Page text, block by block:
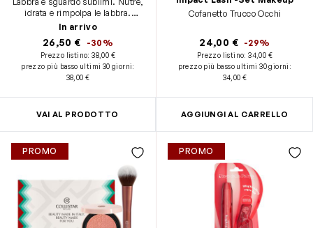
idrata e rimpolpa le labbra.
Volumizza le ciglia e sublima lo
In arrivo
26,50 € -30%
Prezzo listino:38,00 €
prezzo più basso ultimi 30 giorni:
38,00 €
VAI AL PRODOTTO
Cofanetto Trucco Occhi
24,00 € -29%
Prezzo listino:34,00 €
prezzo più basso ultimi 30 giorni :
34,00 €
AGGIUNGI AL CARRELLO
PROMO PROMO